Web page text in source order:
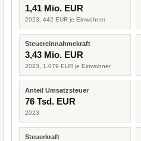
1,41 Mio. EUR
2023, 442 EUR je Einwohner
Steuereinnahmekraft
3,43 Mio. EUR
2023, 1.079 EUR je Einwohner
Anteil Umsatzsteuer
76 Tsd. EUR
2023
Steuerkraft